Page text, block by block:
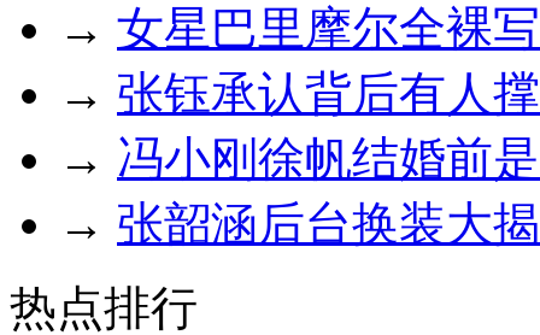
→ 女星巴里摩尔全裸
→ 张钰承认背后有人
→ 冯小刚徐帆结婚前
→ 张韶涵后台换装大
热点排行